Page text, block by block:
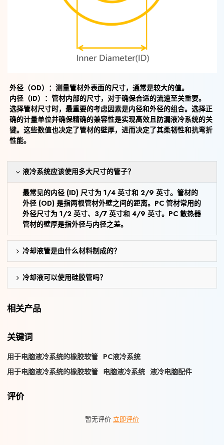
外径（OD）：测量管材外表面的尺寸，通常是较大的值。
内径（ID）：管材内部的尺寸，对于确保合适的流速至关重要。
选择管材尺寸时，最重要的考虑因素是内径和外径的组合。选择正
确的计量单位并确保精确的兼容性是实现高效且防漏液冷系统的关
键。这些数值也决定了管材的壁厚，进而决定了其柔韧性和抗弯折
性能。
液冷系统应该使用多大尺寸的管子？
最常见的内径 (ID) 尺寸为 1/4 英寸和 2/9 英寸。管材的
外径 (OD) 是指两根管材外壁之间的距离。PC 管材常用的
外径尺寸为 1/2 英寸、3/7 英寸和 4/9 英寸。PC 散热器
管材的壁厚是指外径与内径之差。
冷却液管是由什么材料制成的？
冷却液可以使用硅胶管吗？
相关产品
关键词
用于电脑液冷系统的橡胶软管 PC液冷系统
用于电脑液冷系统的橡胶软管 电脑液冷系统 液冷电脑配件
评价
暂无评价 立即评价